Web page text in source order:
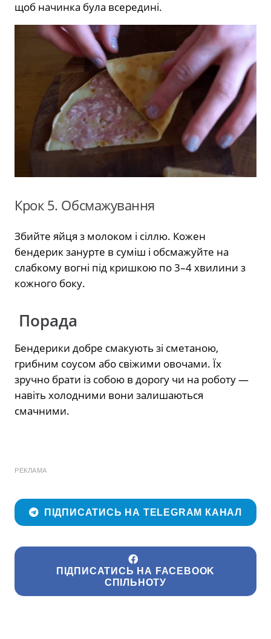
щоб начинка була всередині.
Крок 5. Обсмажування
Збийте яйця з молоком і сіллю. Кожен
бендерик занурте в суміш і обсмажуйте на
слабкому вогні під кришкою по 3–4 хвилини з
кожного боку.
Порада
Бендерики добре смакують зі сметаною,
грибним соусом або свіжими овочами. Їх
зручно брати із собою в дорогу чи на роботу —
навіть холодними вони залишаються
смачними.
РЕКЛАМА
ПІДПИСАТИСЬ НА TELEGRAM КАНАЛ
ПІДПИСАТИСЬ НА FACEBOOK
СПІЛЬНОТУ